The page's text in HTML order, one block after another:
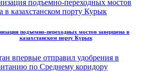
подъемно-переходных мостов завершена в
казахстанском порту Курык